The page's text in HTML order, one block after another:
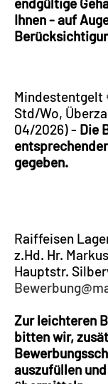
endgültige
Ihnen - auf
Mindestentgelt
Std/Wo,
04/2026) - Die
gegeben.
Raiffeisen
z.Hd. Hr.
Hauptstr.
Zur leichteren
bitten wir,
auszufüllen